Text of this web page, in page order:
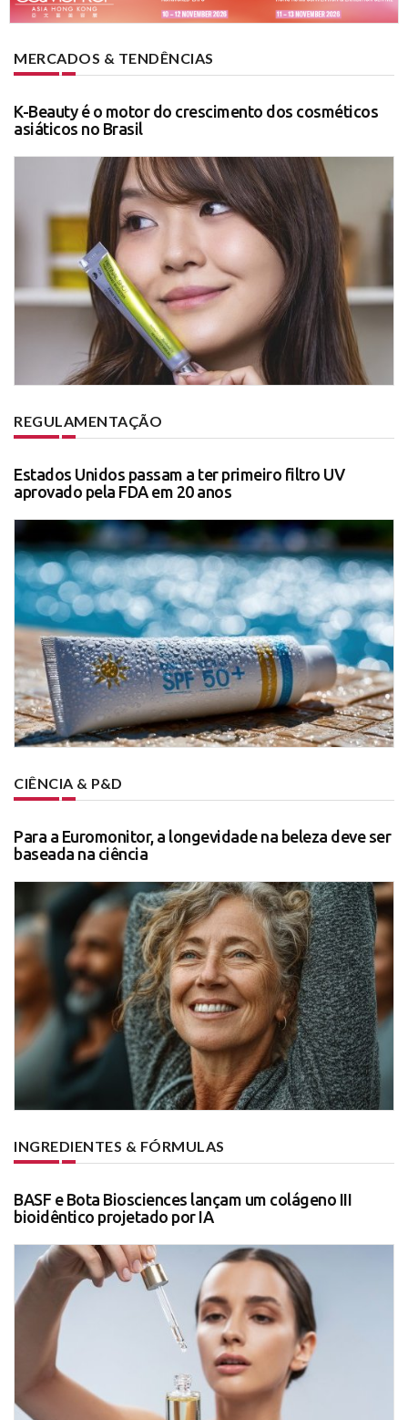
MERCADOS & TENDÊNCIAS
K-Beauty é o motor do crescimento dos cosméticos
asiáticos no Brasil
REGULAMENTAÇÃO
Estados Unidos passam a ter primeiro filtro UV
aprovado pela FDA em 20 anos
CIÊNCIA & P&D
Para a Euromonitor, a longevidade na beleza deve ser
baseada na ciência
INGREDIENTES & FÓRMULAS
BASF e Bota Biosciences lançam um colágeno III
bioidêntico projetado por IA